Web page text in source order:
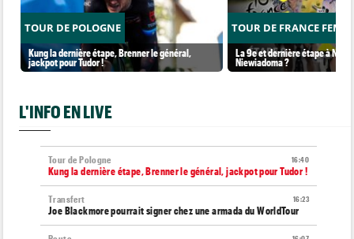
TOUR DE POLOGNE
Kung la dernière étape, Brenner le général,
jackpot pour Tudor !
TOUR DE FRANCE
La 9e et dernière étape à
Niewiadoma ?
L'INFO EN LIVE
16:40
Tour de Pologne
Kung la dernière étape, Brenner le général, jackpot pour Tudor !
16:23
Transfert
Joe Blackmore pourrait signer chez une armada du WorldTour